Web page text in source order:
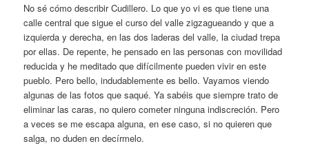
No sé cómo describir Cudillero. Lo que yo vi es que tiene una
calle central que sigue el curso del valle zigzagueando y que a
izquierda y derecha, en las dos laderas del valle, la ciudad trepa
por ellas. De repente, he pensado en las personas con movilidad
reducida y he meditado que difícilmente pueden vivir en este
pueblo. Pero bello, indudablemente es bello. Vayamos viendo
algunas de las fotos que saqué. Ya sabéis que siempre trato de
eliminar las caras, no quiero cometer ninguna indiscreción. Pero
a veces se me escapa alguna, en ese caso, si no quieren que
salga, no duden en decírmelo.